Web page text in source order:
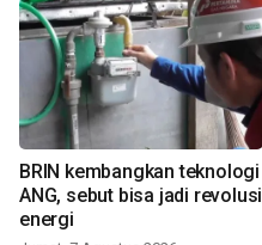
BRIN kembangkan teknologi
ANG, sebut bisa jadi revolusi
energi